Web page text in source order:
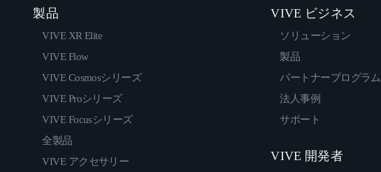
製品
VIVE XR Elite
VIVE Flow
VIVE Cosmosシリーズ
VIVE Proシリーズ
VIVE Focusシリーズ
全製品
VIVE アクセサリー
VIVE ビジネス
ソリューション
製品
パートナープログラム
法人事例
サポート
VIVE 開発者